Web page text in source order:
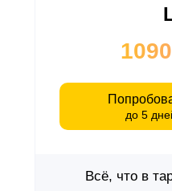
до 5
Всё, что в